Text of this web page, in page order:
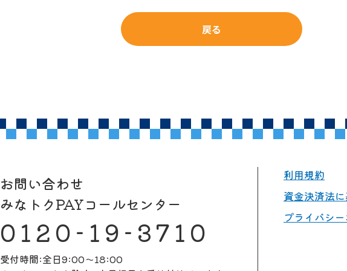
戻る
お問い合わせ
みなトクPAYコールセンター
0120-19-3710
受付時間:全日9:00～18:00
利用規約
資金決済法
プライバシ